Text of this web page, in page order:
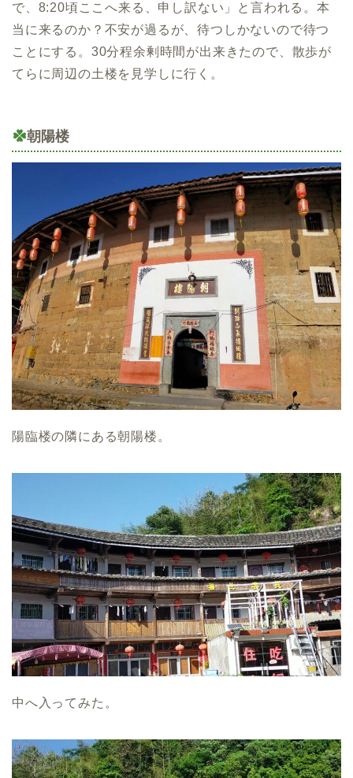
で、8:20頃ここへ来る、申し訳ない」と言われる。本
当に来るのか？不安が過るが、待つしかないので待つ
ことにする。30分程余剰時間が出来きたので、散歩が
てらに周辺の土楼を見学しに行く。
朝陽楼
陽臨楼の隣にある朝陽楼。
中へ入ってみた。